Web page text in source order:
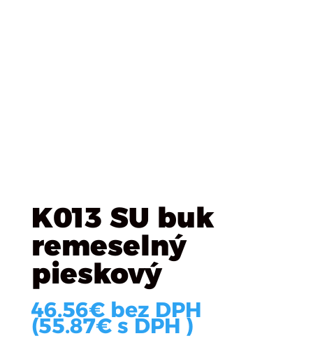
K013 SU buk
remeselný
pieskový
46.56€ bez DPH
(55.87€s DPH )